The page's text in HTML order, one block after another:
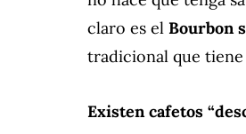
claro es el Bourbon
tradicional que
Existen cafetos